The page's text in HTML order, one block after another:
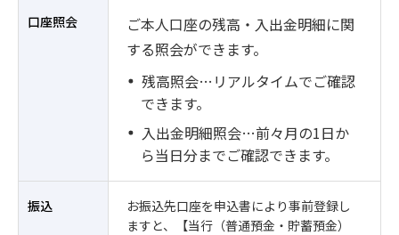
口座照会
ご本人口座の残高・入出金明細に関
する照会ができます。
残高照会…リアルタイムでご確認
できます。
入出金明細照会…前々月の1日か
ら当日分までご確認できます。
振込
お振込先口座を申込書により事前登録し
ますと、【当行（普通預金・貯蓄預金）